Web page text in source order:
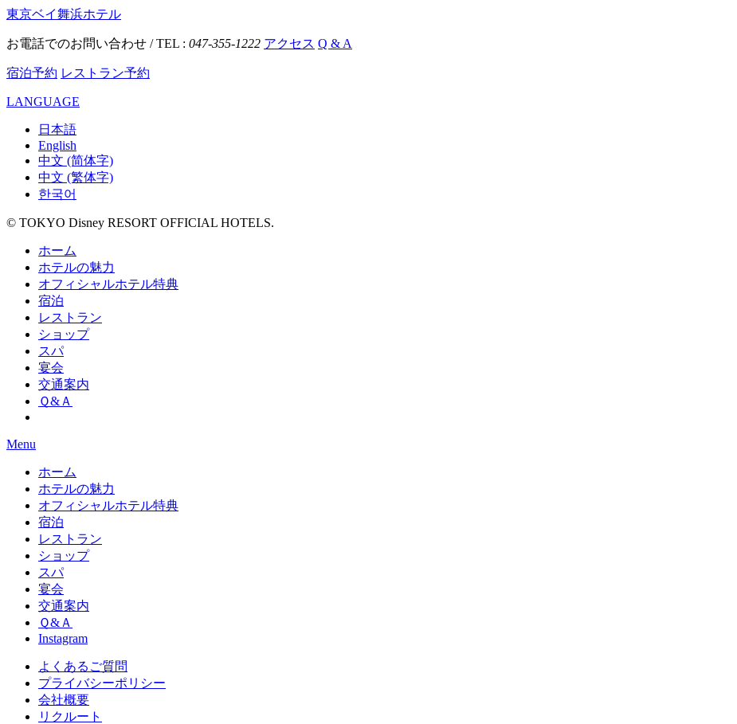
東京ベイ舞浜ホテル
お電話でのお問い合わせ / TEL : 047-355-1222 アクセス Q & A
宿泊予約 レストラン予約
LANGUAGE
日本語
English
中文 (简体字)
中文 (繁体字)
한국어
© TOKYO Disney RESORT OFFICIAL HOTELS.
ホーム
ホテルの魅力
オフィシャルホテル特典
宿泊
レストラン
ショップ
スパ
宴会
交通案内
Ｑ&Ａ
Menu
ホーム
ホテルの魅力
オフィシャルホテル特典
宿泊
レストラン
ショップ
スパ
宴会
交通案内
Ｑ&Ａ
Instagram
よくあるご質問
プライバシーポリシー
会社概要
リクルート